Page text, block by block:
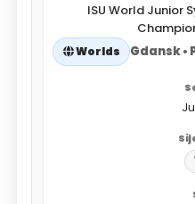
ISU World Junior
Worlds Gdansk •